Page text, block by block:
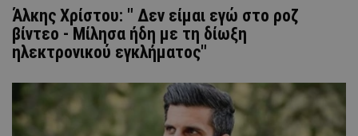
Άλκης Χρίστου: " Δεν είμαι εγώ στο ροζ
βίντεο - Μίλησα ήδη με τη δίωξη
ηλεκτρονικού εγκλήματος"